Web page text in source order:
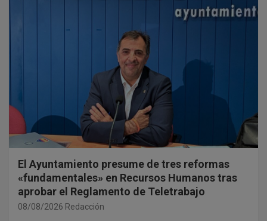
El Ayuntamiento presume de tres reformas
«fundamentales» en Recursos Humanos tras
aprobar el Reglamento de Teletrabajo
08/08/2026 Redacción